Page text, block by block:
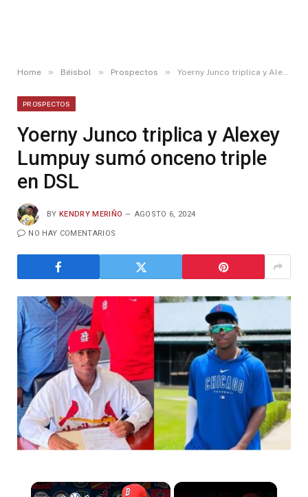
Home » Béisbol » Prospectos » Yoerny Junco triplica y Alexey Lumpuy sumó onceno triple en DSL
PROSPECTOS
Yoerny Junco triplica y Alexey
Lumpuy sumó onceno triple
en DSL
BY KENDRY MERIÑO AGOSTO 6, 2024
NO HAY COMENTARIOS